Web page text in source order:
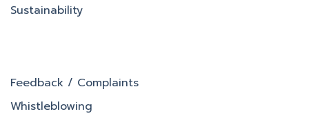
Sustainability
Feedback / Complaints
Whistleblowing